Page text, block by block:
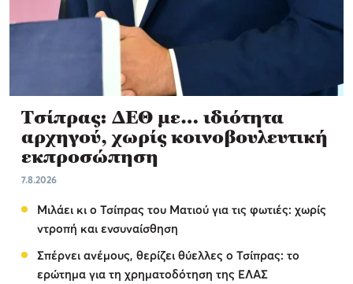
Τσίπρας: ΔΕΘ με… ιδιότητα
αρχηγού, χωρίς κοινοβουλευτική
εκπροσώπηση
7.8.2026
Μιλάει κι ο Τσίπρας του Ματιού για τις φωτιές: χωρίς
ντροπή και ενσυναίσθηση
Σπέρνει ανέμους, θερίζει θύελλες ο Τσίπρας: το
ερώτημα για τη χρηματοδότηση της ΕΛΑΣ